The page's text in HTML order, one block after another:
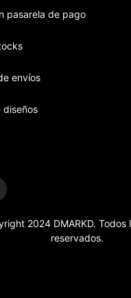
pasarela de pago
envíos
diseños
2024 DMARKD. Todos
reservados.